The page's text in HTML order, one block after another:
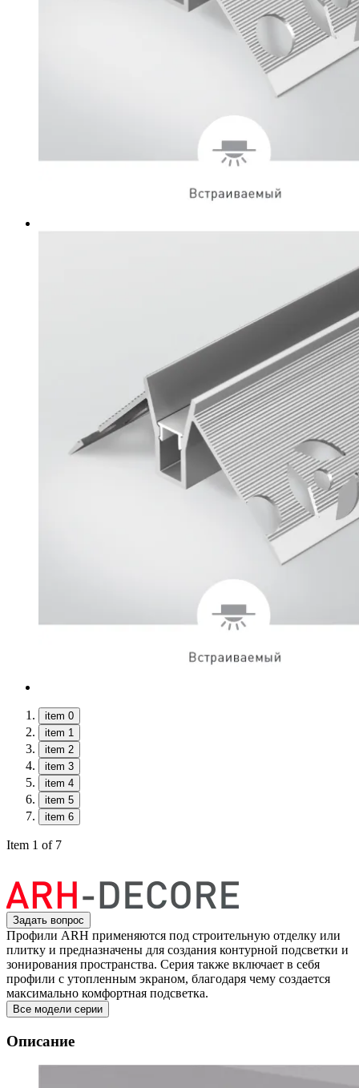
item 0
item 1
item 2
item 3
item 4
item 5
item 6
Item 1 of 7
Задать вопрос
Профили ARH применяются под строительную отделку или
плитку и предназначены для создания контурной подсветки и
зонирования пространства. Серия также включает в себя
профили с утопленным экраном, благодаря чему создается
максимально комфортная подсветка.
Все модели серии
Описание